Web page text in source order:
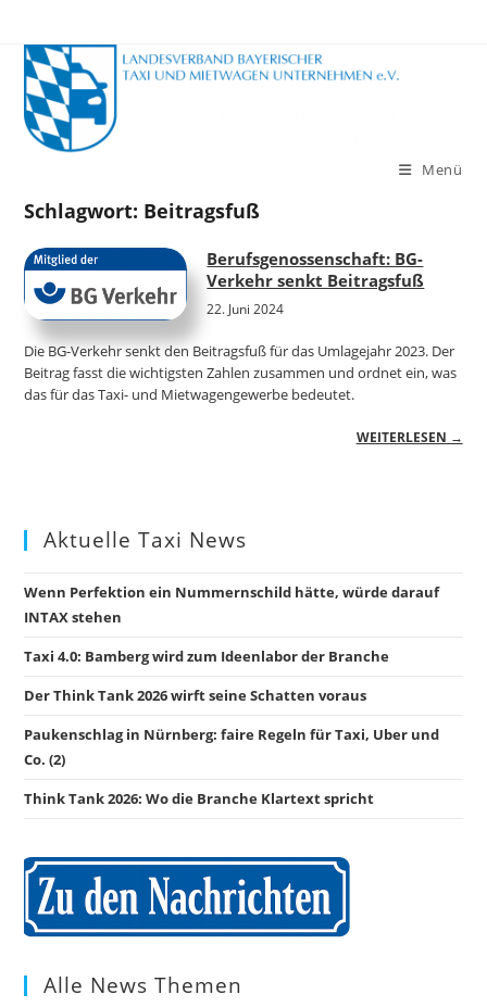
Inhalt
springen
Menü
Schlagwort: Beitragsfuß
Berufsgenossenschaft: BG-
Verkehr senkt Beitragsfuß
22. Juni 2024
Die BG-Verkehr senkt den Beitragsfuß für das Umlagejahr 2023. Der
Beitrag fasst die wichtigsten Zahlen zusammen und ordnet ein, was
das für das Taxi- und Mietwagengewerbe bedeutet.
WEITERLESEN →
Aktuelle Taxi News
Wenn Perfektion ein Nummernschild hätte, würde darauf
INTAX stehen
Taxi 4.0: Bamberg wird zum Ideenlabor der Branche
Der Think Tank 2026 wirft seine Schatten voraus
Paukenschlag in Nürnberg: faire Regeln für Taxi, Uber und
Co. (2)
Think Tank 2026: Wo die Branche Klartext spricht
Alle News Themen